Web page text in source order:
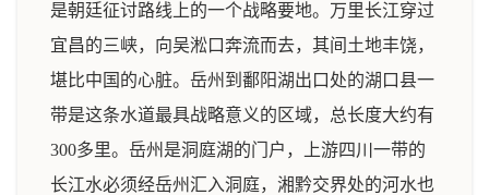
是朝廷征讨路线上的一个战略要地。万里长江穿过
宜昌的三峡，向吴淞口奔流而去，其间土地丰饶，
堪比中国的心脏。岳州到鄱阳湖出口处的湖口县一
带是这条水道最具战略意义的区域，总长度大约有
300多里。岳州是洞庭湖的门户，上游四川一带的
长江水必须经岳州汇入洞庭，湘黔交界处的河水也